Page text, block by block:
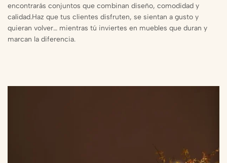
encontrarás conjuntos que combinan diseño, comodidad y
calidad.Haz que tus clientes disfruten, se sientan a gusto y
quieran volver… mientras tú inviertes en muebles que duran y
marcan la diferencia.